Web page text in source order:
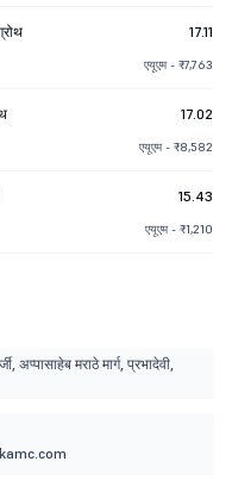
17.11
एयूएम - ₹7,763
17.02
एयूएम - ₹8,582
15.43
एयूएम - ₹1,210
अप्पासाहेब मराठे मार्ग, प्रभादेवी,